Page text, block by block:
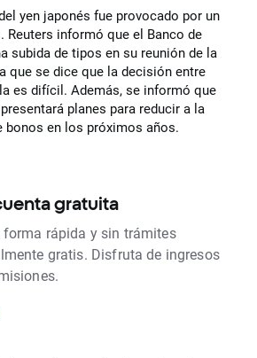
yen japonés fue provocado por un
Reuters informó que el Banco de
subida de tipos en su reunión de la
que se dice que la decisión entre
es difícil. Además, se informó que
planes para reducir a la
bonos en los próximos años.
gratuita
forma rápida y sin trámites
gratis. Disfruta de ingresos